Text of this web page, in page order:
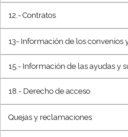
12.- Contratos
12.11.- Relación de contratos
13- Información de los convenios
15.- Información de las ayudas y
18.- Derecho de acceso
Quejas y reclamaciones